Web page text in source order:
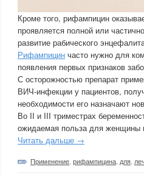
Кроме того, рифампицин
проявляется полной или
развитие рабического
Рифампицин часто нужно для
появления первых признаков
С осторожностью препарат
ВИЧ-инфекции у пациентов,
необходимости его назначают
Во II и III триместрах
ожидаемая польза для женщины
Читать дальше →
Применение рифампицина для